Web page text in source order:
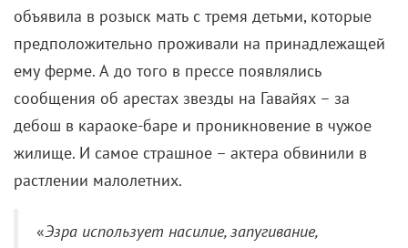
объявила в розыск мать с тремя детьми, которые
предположительно проживали на принадлежащей
ему ферме. А до того в прессе появлялись
сообщения об арестах звезды на Гавайях – за
дебош в караоке-баре и проникновение в чужое
жилище. И самое страшное – актера обвинили в
растлении малолетних.
«Эзра использует насилие, запугивание,